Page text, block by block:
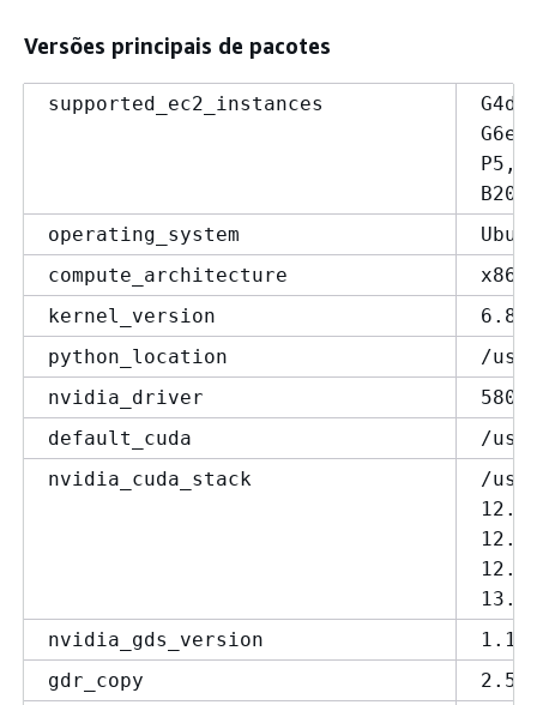
Versões principais de pacotes
supported_ec2_instances
P5,
operating_system
compute_architecture
kernel_version
python_location
/
nvidia_driver
default_cuda
/
nvidia_cuda_stack
/
13.0
nvidia_gds_version
gdr_copy